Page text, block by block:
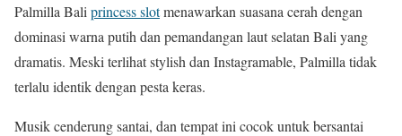
Palmilla Bali princess slotmenawarkan suasana cerah dengan
dominasi warna putih dan pemandangan laut selatan Bali yang
dramatis. Meski terlihat stylish dan Instagramable, Palmilla tidak
terlalu identik dengan pesta keras.
Musik cenderung santai, dan tempat ini cocok untuk bersantai